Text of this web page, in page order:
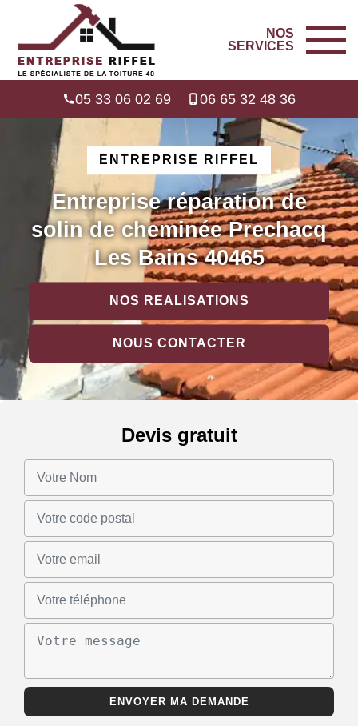
NOS
SERVICES
05 33 06 02 69 06 65 32 48 36
ENTREPRISE RIFFEL
Entreprise réparation de
solin de cheminée Prechacq
Les Bains 40465
NOS REALISATIONS
NOUS CONTACTER
Devis gratuit